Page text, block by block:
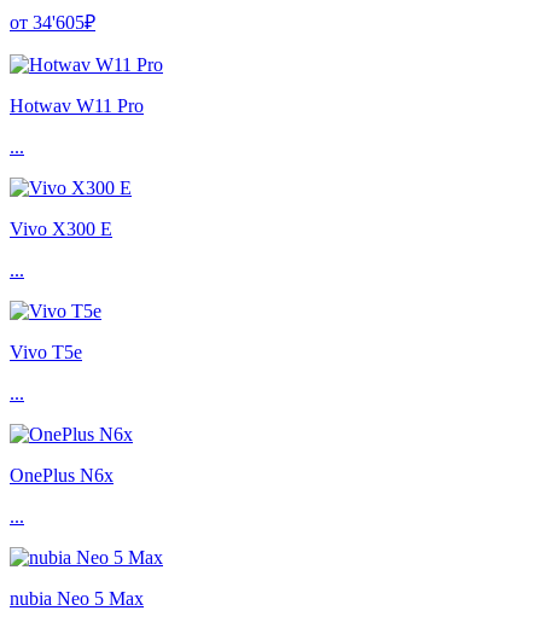
от 34'605₽
Hotwav W11 Pro
...
Vivo X300 E
...
Vivo T5e
...
OnePlus N6x
...
nubia Neo 5 Max